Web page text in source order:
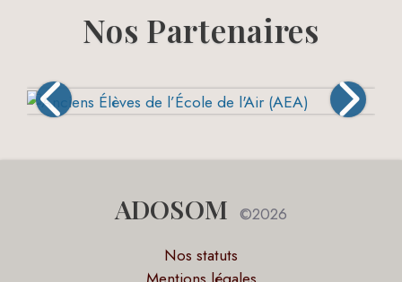
Nos Partenaires
ADOSOM ©2026
Nos statuts